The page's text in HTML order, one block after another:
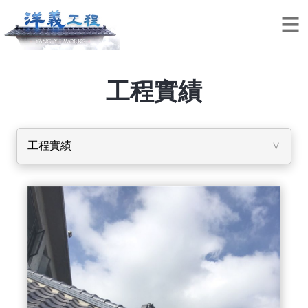
工程實績
工程實績 ∨